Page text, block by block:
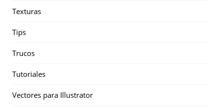
Texturas
Tips
Trucos
Tutoriales
Vectores para Illustrator